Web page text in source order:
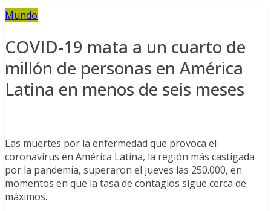
Mundo
COVID-19 mata a un cuarto de
millón de personas en América
Latina en menos de seis meses
Las muertes por la enfermedad que provoca el
coronavirus en América Latina, la región más castigada
por la pandemia, superaron el jueves las 250.000, en
momentos en que la tasa de contagios sigue cerca de
máximos.